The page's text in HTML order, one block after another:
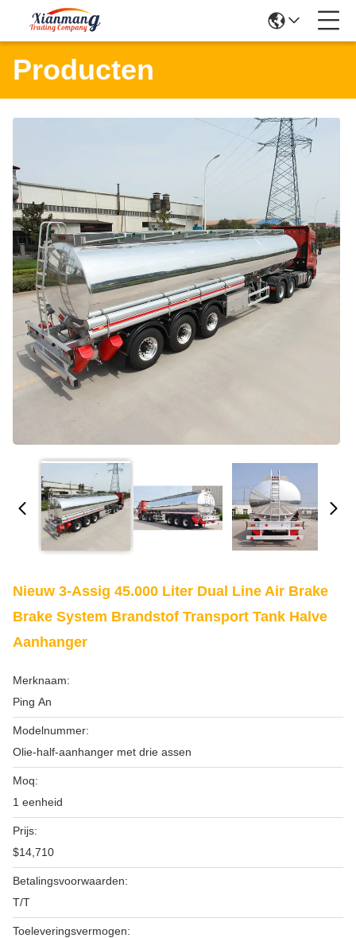
Producten
Nieuw 3-Assig 45.000 Liter Dual Line Air Brake
Brake System Brandstof Transport Tank Halve
Aanhanger
Merknaam:
Ping An
Modelnummer:
Olie-half-aanhanger met drie assen
Moq:
1 eenheid
Prijs:
$14,710
Betalingsvoorwaarden:
T/T
Toeleveringsvermogen: